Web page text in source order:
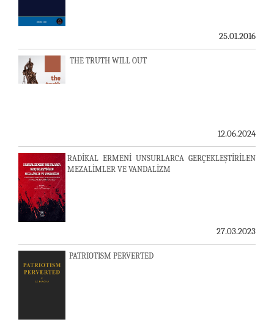
25.01.2016
THE TRUTH WILL OUT
12.06.2024
RADİKAL ERMENİ UNSURLARCA GERÇEKLEŞTİRİLEN
MEZALİMLER VE VANDALİZM
27.03.2023
PATRIOTISM PERVERTED